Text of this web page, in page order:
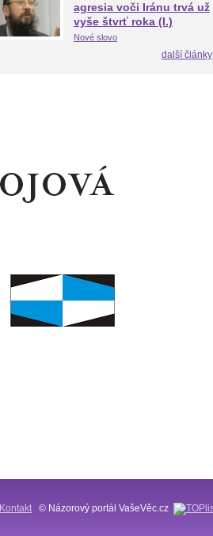
agresia voči Iránu trvá už
vyše štvrť roka (I.)
Nové slovo
další články
Kontakt © Názorový portál VašeVěc.cz